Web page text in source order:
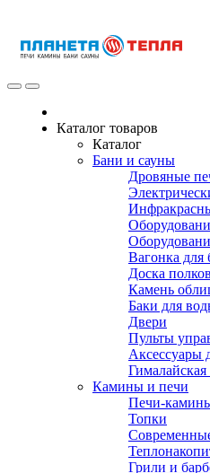
Каталог товаров
Каталог
Бани и сауны
Дровяные
Вагонка для
Доска
Камень
Баки для
Двери
Пульты
Аксессуары
Гималайская
Камины и печи
Печи-
Топки
Грили и